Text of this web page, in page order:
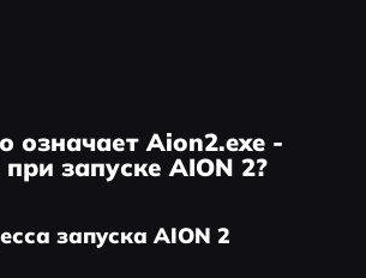
означает Aion2.exe -
при запуске AION 2?
запуска AION 2